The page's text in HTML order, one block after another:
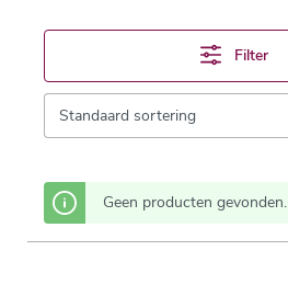
Filter
Geen producten gevonden.